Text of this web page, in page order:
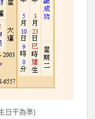
日干為準)